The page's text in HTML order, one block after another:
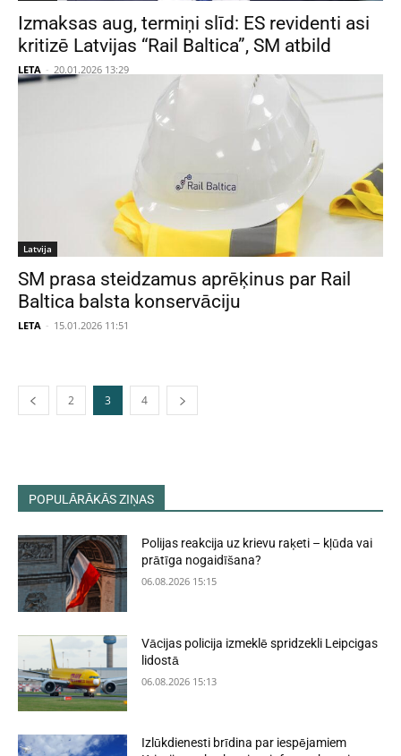
Izmaksas aug, termiņi slīd: ES revidenti asi
kritizē Latvijas “Rail Baltica”, SM atbild
LETA - 20.01.2026 13:29
Latvija
SM prasa steidzamus aprēķinus par Rail
Baltica balsta konservāciju
LETA - 15.01.2026 11:51
2 3 4
POPULĀRĀKĀS ZIŅAS
Polijas reakcija uz krievu raķeti – kļūda vai
prātīga nogaidīšana?
06.08.2026 15:15
Vācijas policija izmeklē spridzekli Leipcigas
lidostā
06.08.2026 15:13
Izlūkdienesti brīdina par iespējamiem